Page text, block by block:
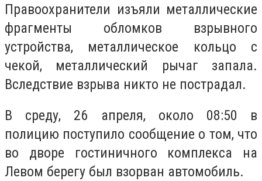
Правоохранители изъяли металлические
фрагменты обломков взрывного
устройства, металлическое кольцо с
чекой, металлический рычаг запала.
Вследствие взрыва никто не пострадал.
В среду, 26 апреля, около 08:50 в
полицию поступило сообщение о том, что
во дворе гостиничного комплекса на
Левом берегу был взорван автомобиль.